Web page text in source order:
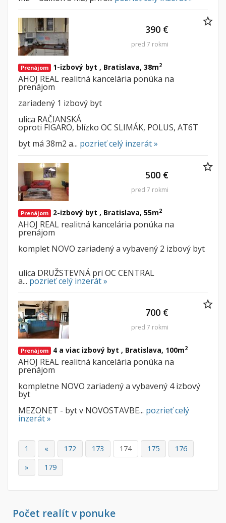
Prenájom 1-izbový byt , Bratislava, 38m2
AHOJ REAL realitná kancelária ponúka na
prenájom
zariadený 1 izbový byt
ulica RAČIANSKÁ
oproti FIGARO, blízko OC SLIMÁK, POLUS, AT6T
byt má 38m2 a... pozrieť celý inzerát »
390 €
pred 7 rokmi
Prenájom 2-izbový byt , Bratislava, 55m2
AHOJ REAL realitná kancelária ponúka na
prenájom
komplet NOVO zariadený a vybavený 2 izbový byt
ulica DRUŽSTEVNÁ pri OC CENTRAL
a... pozrieť celý inzerát »
500 €
pred 7 rokmi
Prenájom 4 a viac izbový byt , Bratislava, 100m2
AHOJ REAL realitná kancelária ponúka na
prenájom
kompletne NOVO zariadený a vybavený 4 izbový
byt
MEZONET - byt v NOVOSTAVBE... pozrieť celý
inzerát »
700 €
pred 7 rokmi
1 « 172 173 174 175
176
»
179
Počet realít v ponuke